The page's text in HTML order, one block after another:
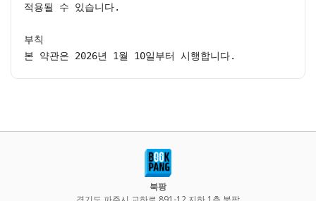
적용될 수 있습니다.
부칙
본 약관은 2026년 1월 10일부터 시행합니다.
북팡